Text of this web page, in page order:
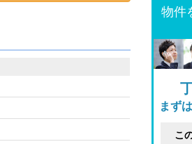
物件
まず
こ